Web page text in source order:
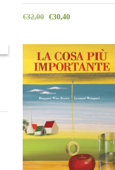
€32,00 €30,40